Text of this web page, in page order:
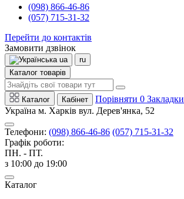
(098) 866-46-86
(057) 715-31-32
Перейти до контактів
Замовити дзвінок
ua
ru
Каталог товарів
Каталог Кабінет Порівняти 0 Закладки
Україна м. Харків вул. Дерев'янка, 52
Телефони: (098) 866-46-86 (057) 715-31-32
Графік роботи:
ПН. - ПТ.
з 10:00 до 19:00
Каталог